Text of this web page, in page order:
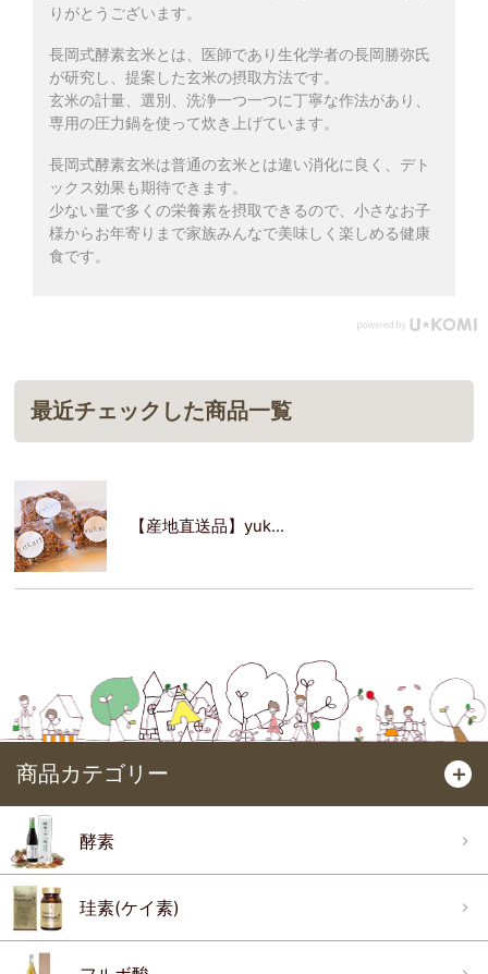
りがとうございます。
長岡式酵素玄米とは、医師であり生化学者の長岡勝弥氏
が研究し、提案した玄米の摂取方法です。
玄米の計量、選別、洗浄一つ一つに丁寧な作法があり、
専用の圧力鍋を使って炊き上げています。
長岡式酵素玄米は普通の玄米とは違い消化に良く、デト
ックス効果も期待できます。
少ない量で多くの栄養素を摂取できるので、小さなお子
様からお年寄りまで家族みんなで美味しく楽しめる健康
食です。
最近チェックした商品一覧
【産地直送品】yuk...
商品カテゴリー ＋
酵素
珪素(ケイ素)